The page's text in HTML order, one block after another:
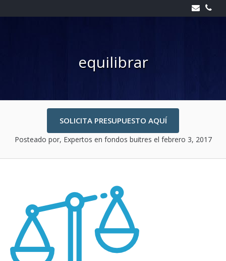
to
equilibrar
SOLICITA PRESUPUESTO AQUÍ
Posteado por, Expertos en fondos buitres el febrero 3, 2017